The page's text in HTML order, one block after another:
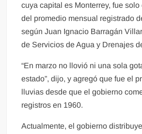
cuya capital es Monterrey, fue
del promedio mensual registrado
según Juan Ignacio Barragán
de Servicios de Agua y Drenajes
“En marzo no llovió ni una sola
estado”, dijo, y agregó que fue el
lluvias desde que el gobierno
registros en 1960.
Actualmente, el gobierno